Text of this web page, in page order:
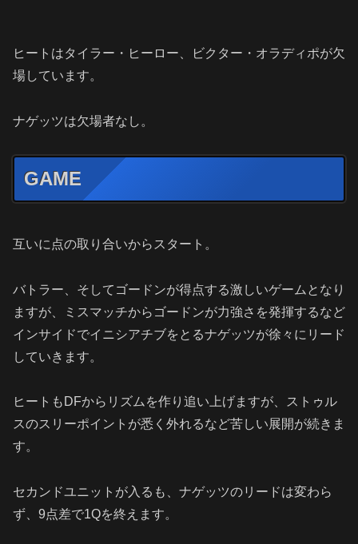
ヒートはタイラー・ヒーロー、ビクター・オラディポが欠
場しています。
ナゲッツは欠場者なし。
GAME
互いに点の取り合いからスタート。
バトラー、そしてゴードンが得点する激しいゲームとなり
ますが、ミスマッチからゴードンが力強さを発揮するなど
インサイドでイニシアチブをとるナゲッツが徐々にリード
していきます。
ヒートも DFからリズムを作り追い上げますが、ストゥル
スのスリーポイントが悉く外れるなど苦しい展開が続きま
す。
セカンドユニットが入るも、ナゲッツのリードは変わら
ず、 9点差で1Qを終えます。